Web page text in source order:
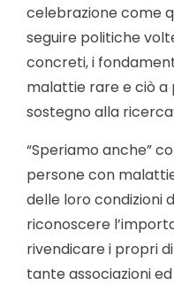
celebrazione come
seguire politiche
concreti, i
malattie rare e ciò a
sostegno alla
“Speriamo anche”
persone con
delle loro condizioni
riconoscere
rivendicare i propri
tante associazioni